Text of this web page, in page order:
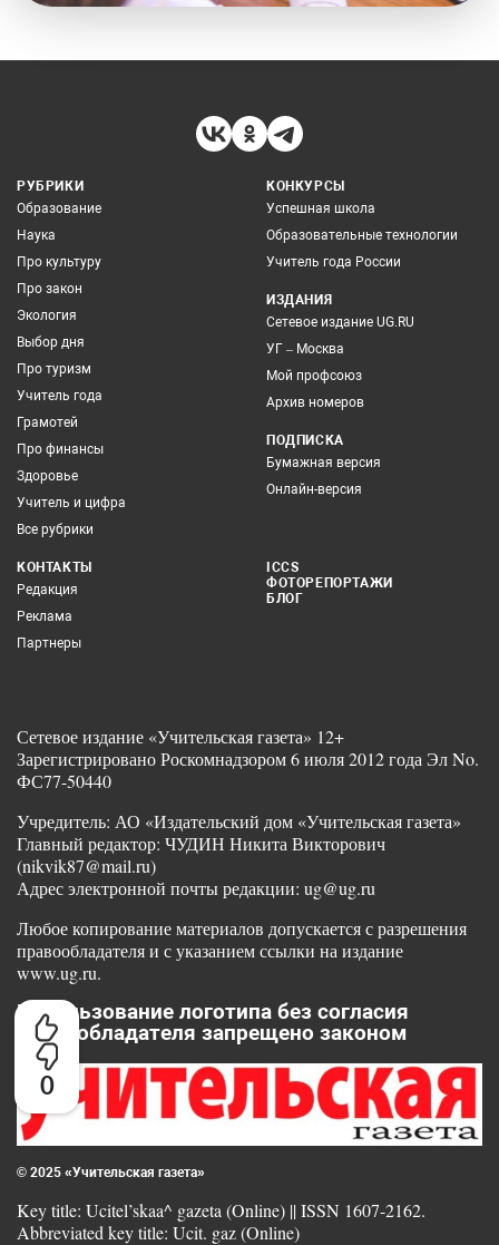
0
РУБРИКИ
Образование
Наука
Про культуру
Про закон
Экология
Выбор дня
Про туризм
Учитель года
Грамотей
Про финансы
Здоровье
Учитель и цифра
Все рубрики
КОНКУРСЫ
Успешная школа
Образовательные технологии
Учитель года России
ИЗДАНИЯ
Сетевое издание UG.RU
УГ – Москва
Мой профсоюз
Архив номеров
ПОДПИСКА
Бумажная версия
Онлайн-версия
КОНТАКТЫ
Редакция
Реклама
Партнеры
ICCS
ФОТОРЕПОРТАЖИ
БЛОГ
Сетевое издание «Учительская газета» 12+
Зарегистрировано Роскомнадзором 6 июля 2012 года Эл No.
ФС77-50440
Учредитель: АО «Издательский дом «Учительская газета»
Главный редактор: ЧУДИН Никита Викторович
(nikvik87@mail.ru)
Адрес электронной почты редакции: ug@ug.ru
Любое копирование материалов допускается с разрешения
правообладателя и с указанием ссылки на издание
www.ug.ru.
Использование логотипа без согласия
правообладателя запрещено законом
© 2025 «Учительская газета»
Key title: Ucitel’skaa^ gazeta (Online) || ISSN 1607-2162.
Abbreviated key title: Ucit. gaz (Online)